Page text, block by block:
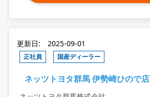
更新日: 2025-09-01
正社員 国産ディーラー
ネッツトヨタ群馬 伊勢崎ひので店